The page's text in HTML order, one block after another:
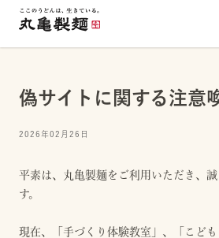
偽サイトに関する注意
2026年02月26日
平素は、丸亀製麺をご利用いただき、
す。
現在、「手づくり体験教室」、「こど